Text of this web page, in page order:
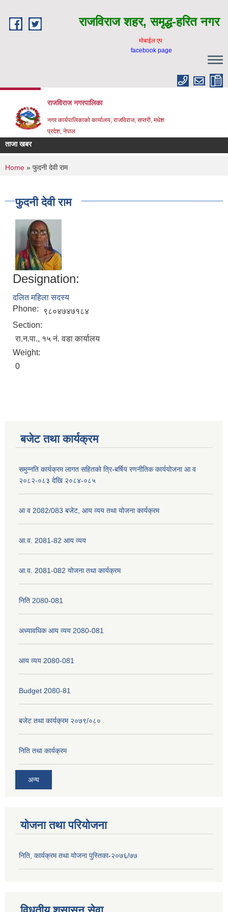
राजविराज शहर, समृद्ध-हरित नगर
माेबाईल एप
facebook page
राजविराज नगरपालिका
नगर कार्यपालिकाकाे कार्यालय, राजविराज, सप्तरी, मधेश
प्रदेश, नेपाल
ताजा खबर
You are here
Home » फुदनी देवी राम
फुदनी देवी राम
Designation:
दलित महिला सदस्य
Phone:
९८०४७४७१८४
Section:
रा.न.पा., १५ नं. वडा कार्यालय
Weight:
0
बजेट तथा कार्यक्रम
समुन्नति कार्यक्रम लागत सहितको त्रि-बर्षिय रणनीतिक कार्ययोजना आ व
२०८२-०८३ देखि २०८४-०८५
आ व 2082/083 बजेट, आय व्यय तथा योजना कार्यक्रम
आ.व. 2081-82 आय व्यय
आ.व. 2081-082 योजना तथा कार्यक्रम
निति 2080-081
अध्यावधिक आय व्यय 2080-081
आय व्यय 2080-081
Budget 2080-81
बजेट तथा कार्यक्रम २०७९/०८०
निति तथा कार्यक्रम
अन्य
योजना तथा परियोजना
निति, कार्यक्रम तथा योजना पुस्तिका-२०७६/७७